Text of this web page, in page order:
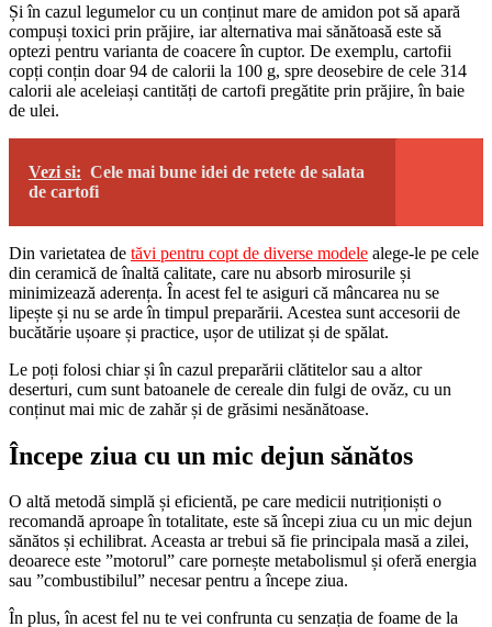
Și în cazul legumelor cu un conținut mare de amidon pot să apară
compuși toxici prin prăjire, iar alternativa mai sănătoasă este să
optezi pentru varianta de coacere în cuptor. De exemplu, cartofii
copți conțin doar 94 de calorii la 100 g, spre deosebire de cele 314
calorii ale aceleiași cantități de cartofi pregătite prin prăjire, în baie
de ulei.
Vezi si: Cele mai bune idei de retete de salata
de cartofi
Din varietatea de tăvi pentru copt de diverse modele alege-le pe cele
din ceramică de înaltă calitate, care nu absorb mirosurile și
minimizează aderența. În acest fel te asiguri că mâncarea nu se
lipește și nu se arde în timpul preparării. Acestea sunt accesorii de
bucătărie ușoare și practice, ușor de utilizat și de spălat.
Le poți folosi chiar și în cazul preparării clătitelor sau a altor
deserturi, cum sunt batoanele de cereale din fulgi de ovăz, cu un
conținut mai mic de zahăr și de grăsimi nesănătoase.
Începe ziua cu un mic dejun sănătos
O altă metodă simplă și eficientă, pe care medicii nutriționiști o
recomandă aproape în totalitate, este să începi ziua cu un mic dejun
sănătos și echilibrat. Aceasta ar trebui să fie principala masă a zilei,
deoarece este ”motorul” care pornește metabolismul și oferă energia
sau ”combustibilul” necesar pentru a începe ziua.
În plus, în acest fel nu te vei confrunta cu senzația de foame de la